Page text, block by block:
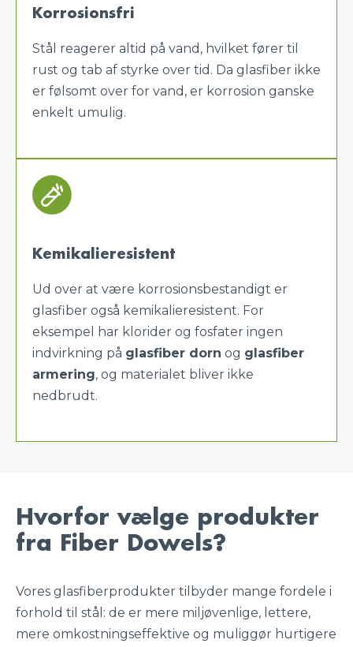
Korrosionsfri
Stål reagerer altid på vand, hvilket fører til
rust og tab af styrke over tid. Da glasfiber ikke
er følsomt over for vand, er korrosion ganske
enkelt umulig.
Kemi kalieresistent
Ud over at være korrosionsbestandigt er
glasfiber også kemikalieresistent. For
eksempel har klorider og fosfater ingen
indvirkning på glasfiber dorn og glasfiber
armering, og materialet bliver ikke
nedbrudt.
Hvorfor vælge produkter
fra Fiber Dowels?
Vores glasfiberprodukter tilbyder mange fordele i
forhold til stål: de er mere miljøvenlige, lettere,
mere omkostningseffektive og muliggør hurtigere